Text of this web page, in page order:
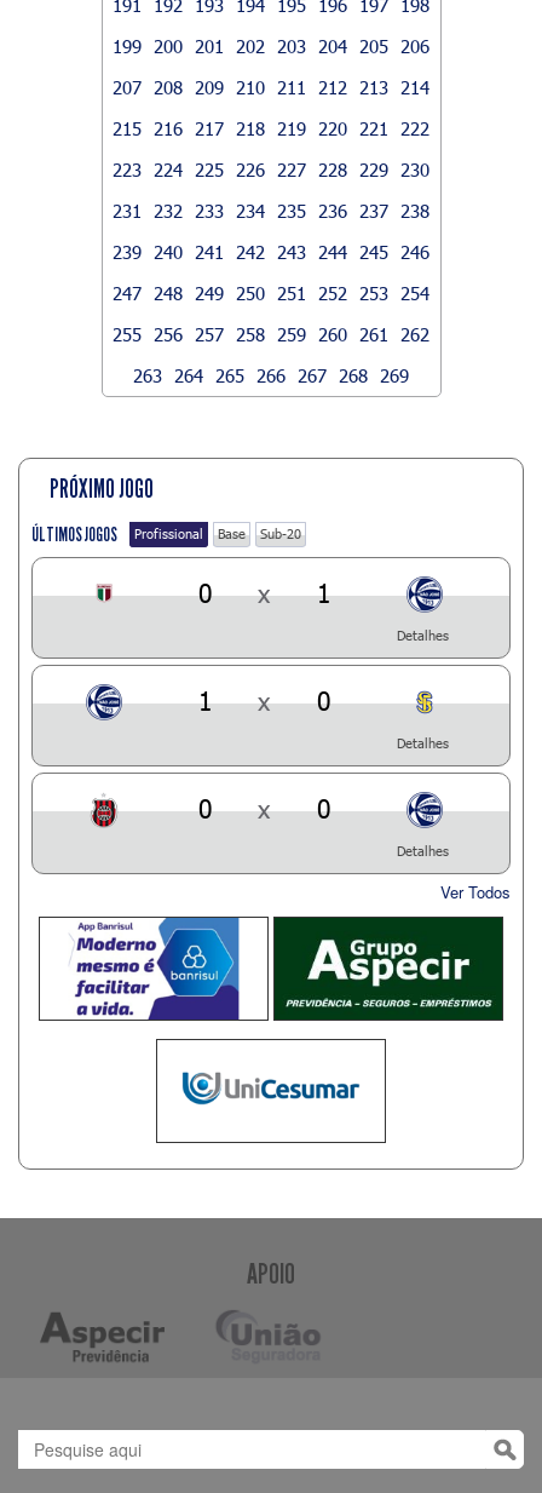
191
192 193 194 195 196 197
198
199
200 201 202 203 204 205
206
207
208 209 210 211 212 213
214
215
216 217 218 219 220 221
222
223
224 225 226 227 228 229
230
231
232 233 234 235 236 237
238
239
240 241 242 243 244 245
246
247
248 249 250 251 252 253
254
255
256 257 258 259 260 261
262
263
264 265 266 267 268 269
PRÓXIMO JOGO
ÚLTIMOS JOGOS Profissional Base Sub-20
0 x 1
Detalhes
1 x 0
Detalhes
0 x 0
Detalhes
Ver Todos
APOIO